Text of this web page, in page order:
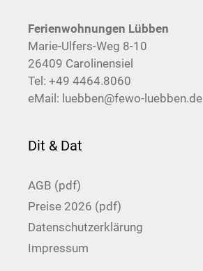
Ferienwohnungen Lübben
Marie-Ulfers-Weg 8-10
26409 Carolinensiel
Tel: +49 4464.8060
eMail: luebben@fewo-luebben.de
Dit & Dat
AGB (pdf)
Preise 2026 (pdf)
Datenschutzerklärung
Impressum